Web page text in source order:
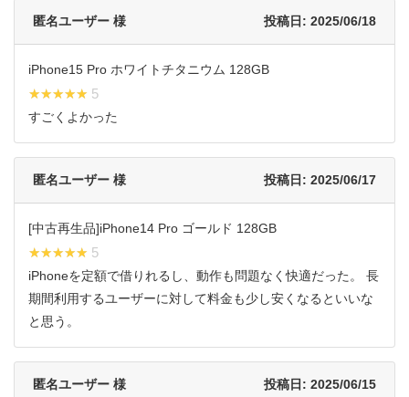
匿名ユーザー 様 投稿日: 2025/06/18
iPhone15 Pro ホワイトチタニウム 128GB
★★★★★
★★★★★ 5
すごくよかった
匿名ユーザー 様 投稿日: 2025/06/17
[中古再生品]iPhone14 Pro ゴールド 128GB
★★★★★
★★★★★ 5
iPhoneを定額で借りれるし、動作も問題なく快適だった。 長
期間利用するユーザーに対して料金も少し安くなるといいな
と思う。
匿名ユーザー 様 投稿日: 2025/06/15